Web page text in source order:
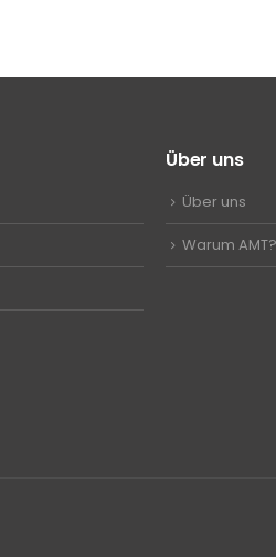
Über uns
Über uns
Warum AMT?